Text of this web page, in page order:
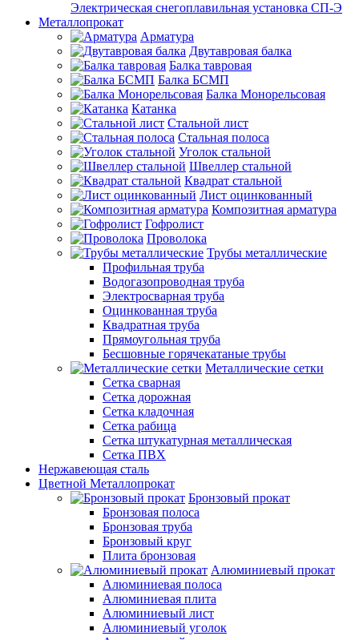
Электрическая снегоплавильная установка СП-Э
Металлопрокат
Арматура
Двутавровая балка
Балка тавровая
Балка БСМП
Балка Монорельсовая
Катанка
Стальной лист
Стальная полоса
Уголок стальной
Швеллер стальной
Квадрат стальной
Лист оцинкованный
Композитная арматура
Гофролист
Проволока
Трубы металлические
Профильная труба
Водогазопроводная труба
Электросварная труба
Оцинкованная труба
Квадратная труба
Прямоугольная труба
Бесшовные горячекатаные трубы
Металлические сетки
Сетка сварная
Сетка дорожная
Сетка кладочная
Сетка рабица
Сетка штукатурная металлическая
Сетка ПВХ
Нержавеющая сталь
Цветной Металлопрокат
Бронзовый прокат
Бронзовая полоса
Бронзовая труба
Бронзовый круг
Плита бронзовая
Алюминиевый прокат
Алюминиевая полоса
Алюминиевая плита
Алюминиевый лист
Алюминиевый уголок